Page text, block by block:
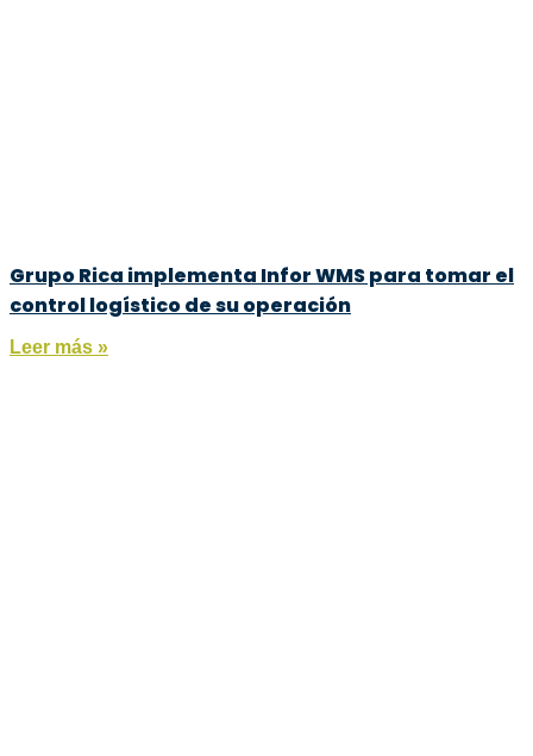
Grupo Rica implementa Infor WMS para tomar el
control logístico de su operación
Leer más »